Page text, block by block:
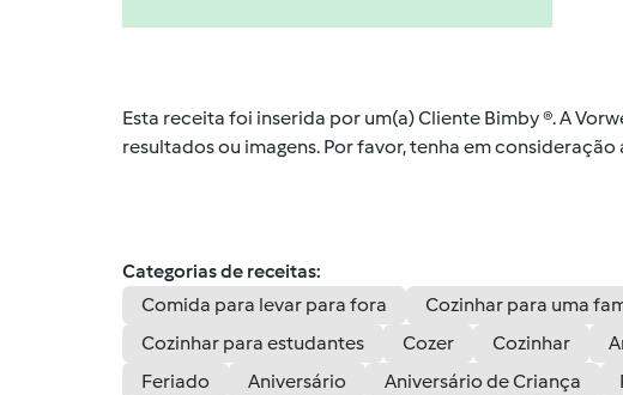
Esta receita foi inserida por um(a) Cliente Bimby ®. A
resultados ou imagens. Por favor, tenha em
Categorias de receitas:
Comida para levar para fora
Cozinhar para uma
Cozinhar para estudantes
Cozer Cozinhar
Feriado
Aniversário Aniversário de Criança